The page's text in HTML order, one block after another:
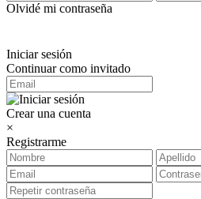
Olvidé mi contraseña
Iniciar sesión
Continuar como invitado
Crear una cuenta
×
Registrarme